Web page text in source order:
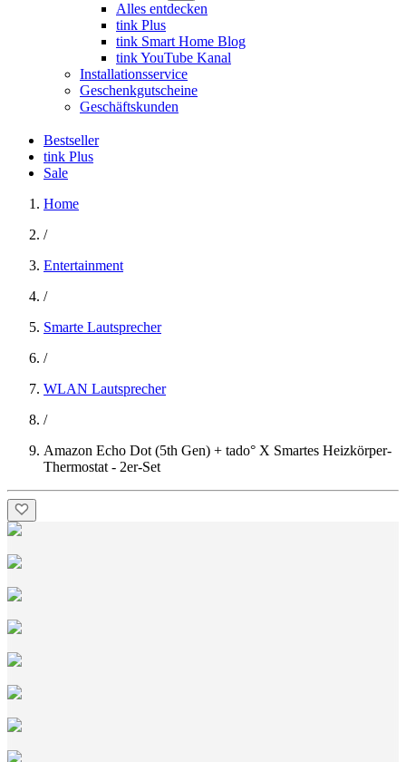
Alles entdecken
tink Plus
tink Smart Home Blog
tink YouTube Kanal
Installationsservice
Geschenkgutscheine
Geschäftskunden
Bestseller
tink Plus
Sale
Home
/
Entertainment
/
Smarte Lautsprecher
/
WLAN Lautsprecher
/
Amazon Echo Dot (5th Gen) + tado° X Smartes Heizkörper-
Thermostat - 2er-Set